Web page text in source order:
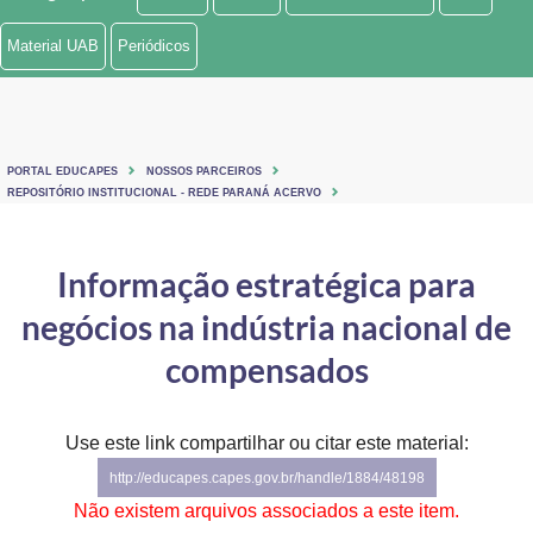
Ministério de Minas e Energia
Ministério do Turismo
Controladoria-Geral da União
Ministério da Mulher, da Família e dos Direitos Humanos
Secretaria de Governo
Gabinete de Segurança Institucional
Material UAB Periódicos
PORTAL EDUCAPES
NOSSOS PARCEIROS
REPOSITÓRIO INSTITUCIONAL - REDE PARANÁ ACERVO
Informação estratégica para
negócios na indústria nacional de
compensados
Use este link compartilhar ou citar este material:
http://educapes.capes.gov.br/handle/1884/48198
Não existem arquivos associados a este item.